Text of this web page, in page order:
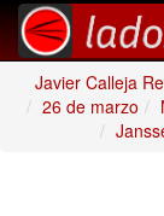
Javier Calleja
26 de marzo